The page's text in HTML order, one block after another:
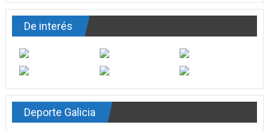
De interés
Deporte Galicia